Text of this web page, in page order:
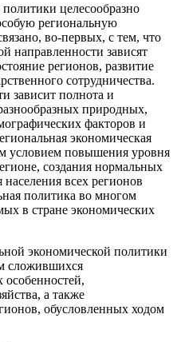
целесообразно
региональную
во-первых, с тем, что
направленности зависят
регионов, развитие
сотрудничества.
зависит полнота и
природных,
факторов и
экономическая
условием повышения уровня
создания нормальных
всех регионов
политика во многом
в стране экономических
экономической политики
сложившихся
особенностей,
а также
обусловленных ходом